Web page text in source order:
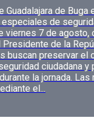
Guadalajara de Buga
de
viernes 7 de agosto,
de la
buscan preservar el
ciudadana y
la jornada.
el...